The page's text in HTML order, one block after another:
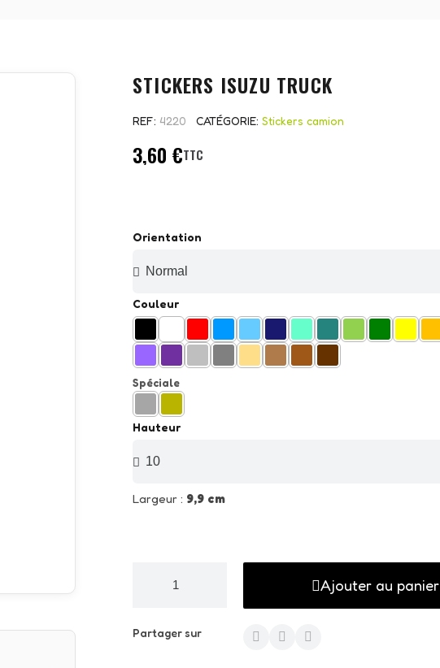
STICKERS ISUZU TRUCK
REF 4220 CATÉGORIE Stickers camion
3,60 €TTC
Orientation
Couleur
Spéciale
Hauteur
Largeur : 9,9 cm
Ajouter au panier
Partager sur